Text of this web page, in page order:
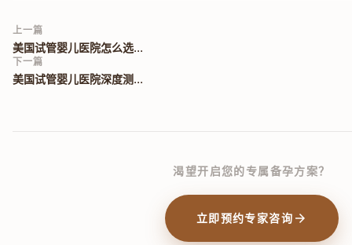
上一篇
美国试管婴儿医院怎么选...
下一篇
美国试管婴儿医院深度测...
渴望开启您的专属备孕方案？
立即预约专家咨询 arrow_forward